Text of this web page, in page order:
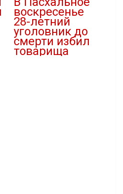
воскресенье
28-летний
уголовник до
смерти избил
товарища